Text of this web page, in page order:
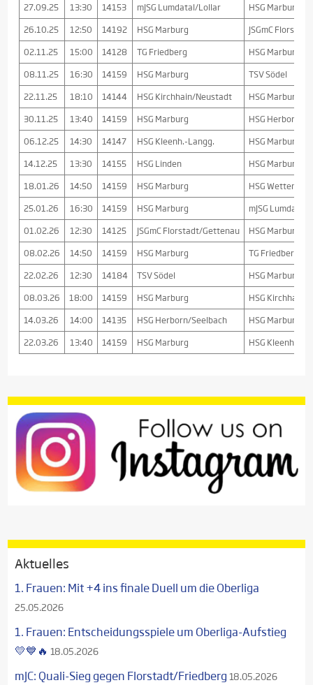
27.09.25
13:30 14153 mJSG Lumdatal/Lollar
HSG Marburg
26.10.25
12:50 14192 HSG Marburg
JSGmC
02.11.25
15:00 14128 TG Friedberg
HSG Marburg
08.11.25
16:30 14159 HSG Marburg
TSV Södel
22.11.25
18:10 14144 HSG Kirchhain/Neustadt
HSG Marburg
30.11.25
13:40 14159 HSG Marburg
HSG Herborn/
06.12.25
14:30 14147 HSG Kleenh.-Langg.
HSG Marburg
14.12.25
13:30 14155 HSG Linden
HSG Marburg
18.01.26
14:50 14159 HSG Marburg
HSG
25.01.26
16:30 14159 HSG Marburg
mJSG
01.02.26
12:30 14125 JSGmC Florstadt/Gettenau
HSG Marburg
08.02.26
14:50 14159 HSG Marburg
TG Friedberg
22.02.26
12:30 14184 TSV Södel
HSG Marburg
08.03.26
18:00 14159 HSG Marburg
HSG Kirchhain/
14.03.26
14:00 14135 HSG Herborn/Seelbach
HSG Marburg
22.03.26
13:40 14159 HSG Marburg HSG Kleenh.-
Aktuelles
1. Frauen: Mit +4 ins finale Duell um die Oberliga
25.05.2026
1. Frauen: Entscheidungsspiele um Oberliga-Aufstieg
💛💙🔥 18.05.2026
mJC: Quali-Sieg gegen Florstadt/Friedberg 18.05.2026